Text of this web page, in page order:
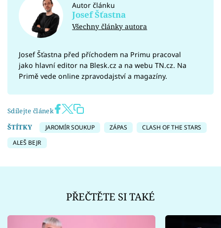
Autor článku
Josef Šťastna
Všechny články autora
Josef Šťastna před příchodem na Primu pracoval
jako hlavní editor na Blesk.cz a na webu TN.cz. Na
Primě vede online zpravodajství a magazíny.
Sdílejte článek
ŠTÍTKY
JAROMÍR SOUKUP ZÁPAS
CLASH OF THE STARS
ALEŠ BEJR
PŘEČTĚTE SI TAKÉ